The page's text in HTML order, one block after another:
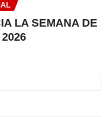
LA SEMANA DE